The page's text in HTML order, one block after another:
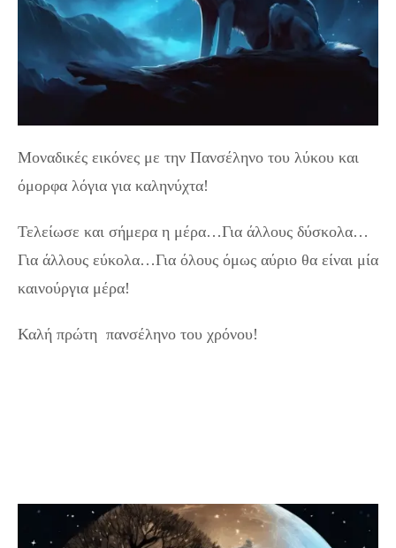
Μοναδικές εικόνες με την Πανσέληνο του λύκου και
όμορφα λόγια για καληνύχτα!
Τελείωσε και σήμερα η μέρα…Για άλλους δύσκολα…
Για άλλους εύκολα…Για όλους όμως αύριο θα είναι μία
καινούργια μέρα!
Καλή πρώτη πανσέληνο του χρόνου!